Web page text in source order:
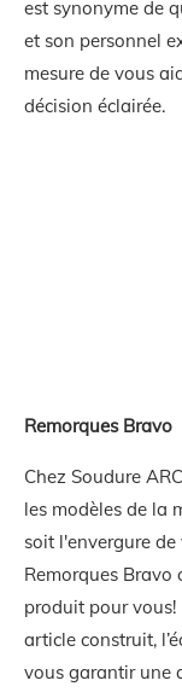
est synonyme de
et son personnel
mesure de vous
décision éclairée.
Remorques Bravo
Chez Soudure
les modèles de la
soit l'envergure
Remorques Bravo
produit pour vous!
article construit,
vous garantir une